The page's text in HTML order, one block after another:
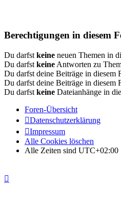
Berechtigungen in diesem
Du darfst keine neuen Themen in
Du darfst keine Antworten zu
Du darfst deine Beiträge in diesem
Du darfst deine Beiträge in diesem
Du darfst keine Dateianhänge in
Foren-Übersicht
Datenschutzerklärung
Impressum
Alle Cookies löschen
Alle Zeiten sind UTC+02:00